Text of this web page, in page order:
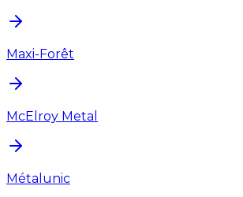
Maxi-Forêt
McElroy Metal
Métalunic